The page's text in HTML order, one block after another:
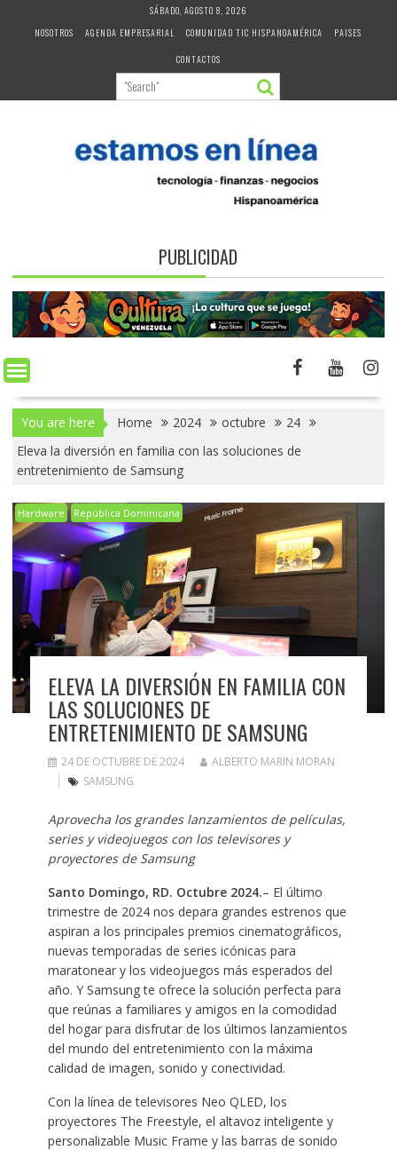
SÁBADO, AGOSTO 8, 2026
NOSOTROS
AGENDA EMPRESARIAL COMUNIDAD TIC HISPANOAMÉRICA
PAISES
CONTACTOS
PUBLICIDAD
You are here Home 2024 octubre
24
Eleva la diversión en familia con las soluciones de
entretenimiento de Samsung
Hardware República Dominicana
ELEVA LA DIVERSIÓN EN FAMILIA CON
LAS SOLUCIONES DE
ENTRETENIMIENTO DE SAMSUNG
24 DE OCTUBRE DE 2024
ALBERTO MARIN MORAN
SAMSUNG
Aprovecha los grandes lanzamientos de películas,
series y videojuegos con los televisores y
proyectores de Samsung
Santo Domingo, RD. Octubre 2024.– El último
trimestre de 2024 nos depara grandes estrenos que
aspiran a los principales premios cinematográficos,
nuevas temporadas de series icónicas para
maratonear y los videojuegos más esperados del
año. Y Samsung te ofrece la solución perfecta para
que reúnas a familiares y amigos en la comodidad
del hogar para disfrutar de los últimos lanzamientos
del mundo del entretenimiento con la máxima
calidad de imagen, sonido y conectividad.
Con la línea de televisores Neo QLED, los
proyectores The Freestyle, el altavoz inteligente y
personalizable Music Frame y las barras de sonido